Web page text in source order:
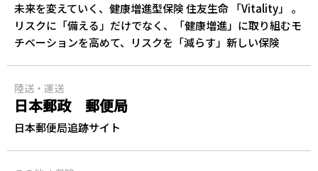
未来を変えていく、健康増進型保険 住友生命 「Vitality」 。
リスクに「備える」だけでなく、「健康増進」に取り組むモ
チベーションを高めて、リスクを「減らす」新しい保険
陸送・運送
日本郵政 郵便局
日本郵便局追跡サイト